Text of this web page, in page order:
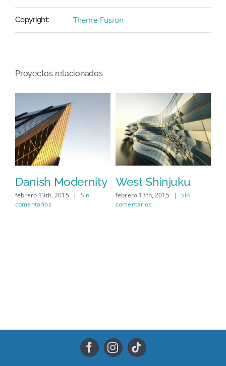
Copyright: Theme-Fusion
Proyectos relacionados
Danish Modernity
febrero 13th, 2015 |
Sin
comentarios
West Shinjuku
febrero 13th, 2015 |
Sin
comentarios